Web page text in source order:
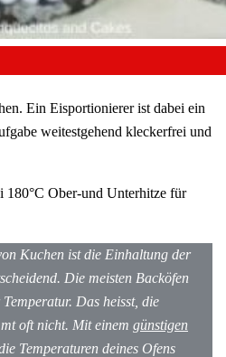
Ein Eisportionierer ist dabei ein
weitestgehend kleckerfrei und
Ober-und Unterhitze für
Kuchen ist die Einhaltung der
Die meisten Backöfen
Das heisst, die
oft nicht. Mit einem günstigen
Temperaturen deines Ofens